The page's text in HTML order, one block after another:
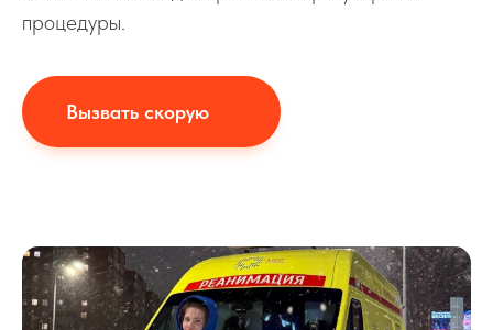
процедуры.
Вызвать скорую